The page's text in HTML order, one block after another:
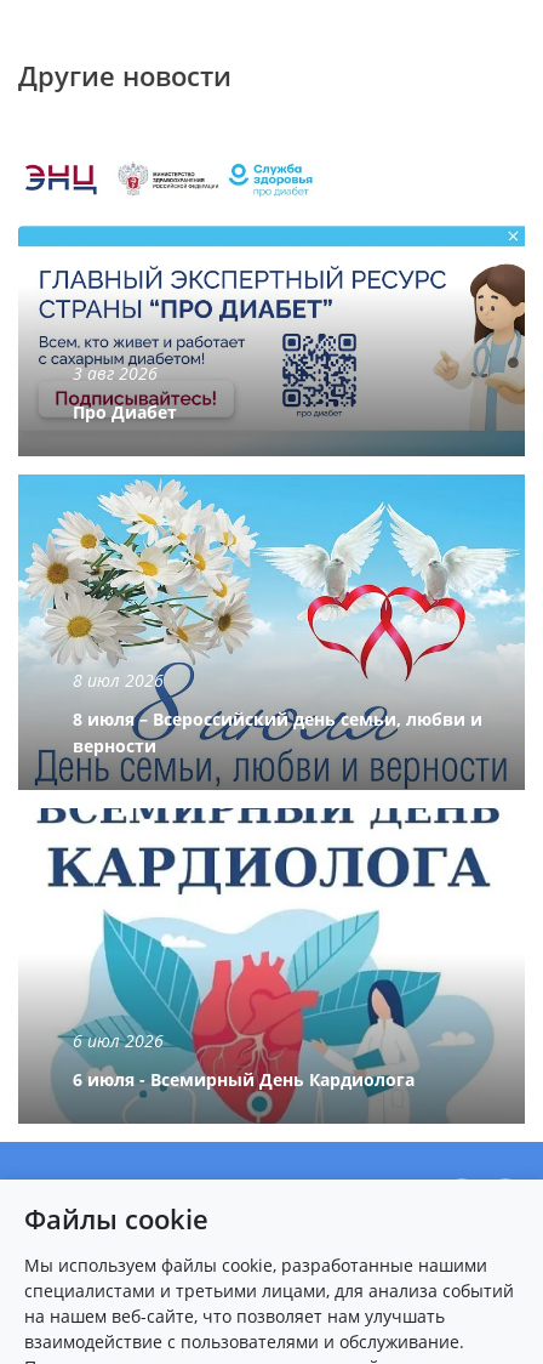
Другие новости
3 авг 2026
Про Диабет
8 июл 2026
8 июля – Всероссийский день семьи, любви и
верности
6 июл 2026
6 июля - Всемирный День Кардиолога
О центре
Новости
Пациентам
Карта сайта
Контакты
Файлы cookie
Мы используем файлы cookie, разработанные нашими
специалистами и третьими лицами, для анализа событий
на нашем веб-сайте, что позволяет нам улучшать
взаимодействие с пользователями и обслуживание.